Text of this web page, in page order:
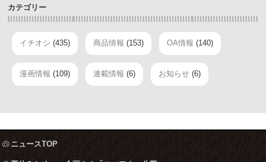
カテゴリー
イチオシ (435) 商品情報 (153) OA情報 (140)
漫画情報 (109) 連載情報 (6) お知らせ (6)
ニュースTOP